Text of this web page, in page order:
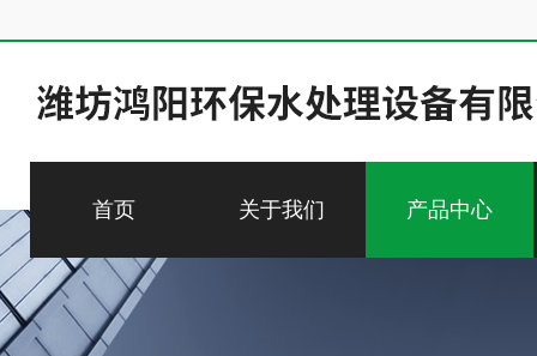
首页 关于我们 产品中心